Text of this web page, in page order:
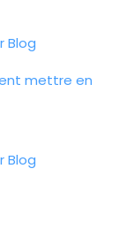
Blog
mettre en
Blog